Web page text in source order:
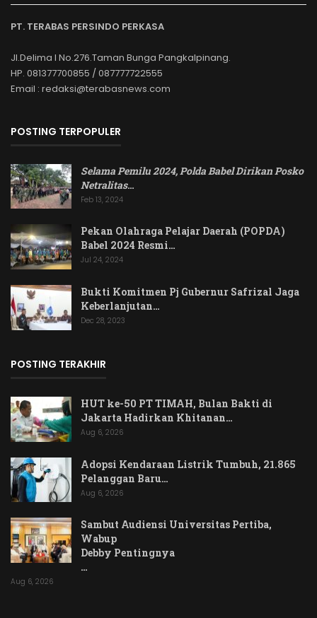
PT. TERABAS PERSINDO PERKASA
Jl.Delima I No.276.Taman Bunga Pangkalpinang.
HP. 081377700855 / 087777722555
Email : redaksi@terabasnews.com
POSTING TERPOPULER
Selama Pemilu 2024, Polda Babel Dirikan Posko
Netralitas…
Feb 13, 2024
Pekan Olahraga Pelajar Daerah (POPDA)
Babel 2024 Resmi…
Jul 24, 2024
Bukti Komitmen Pj Gubernur Safrizal Jaga
Keberlanjutan…
Dec 28, 2023
POSTING TERAKHIR
HUT ke-50 PT TIMAH, Bulan Bakti di
Jakarta Hadirkan Khitanan…
Aug 6, 2026
Adopsi Kendaraan Listrik Tumbuh, 21.865
Pelanggan Baru…
Aug 6, 2026
Sambut Audiensi Universitas Pertiba,
Wabup
Debby Pentingnya
…
Aug 6, 2026